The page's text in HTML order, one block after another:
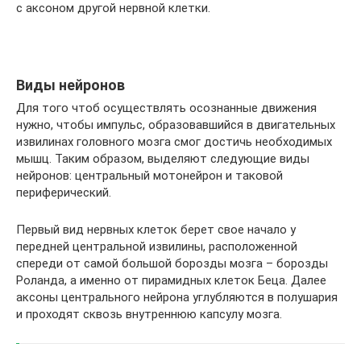
с аксоном другой нервной клетки.
Виды нейронов
Для того чтоб осуществлять осознанные движения
нужно, чтобы импульс, образовавшийся в двигательных
извилинах головного мозга смог достичь необходимых
мышц. Таким образом, выделяют следующие виды
нейронов: центральный мотонейрон и таковой
периферический.
Первый вид нервных клеток берет свое начало у
передней центральной извилины, расположенной
спереди от самой большой борозды мозга – борозды
Роланда, а именно от пирамидных клеток Беца. Далее
аксоны центрального нейрона углубляются в полушария
и проходят сквозь внутреннюю капсулу мозга.